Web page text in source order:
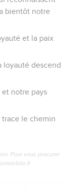
bientôt notre
et la paix
loyauté descend
notre pays
le chemin
Pour vous procurer